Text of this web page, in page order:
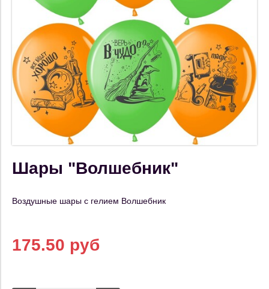
Шары "Волшебник"
Воздушные шары с гелием Волшебник
175.50 руб